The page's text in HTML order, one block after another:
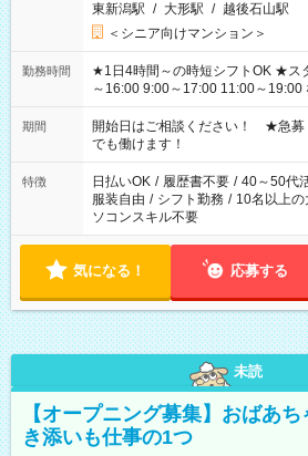
東新潟駅 / 大形駅 / 越後石山駅
＜シニア向けマンション＞
勤務時間
★1日4時間～の時短シフトOK ★スタート時間選べます！ 7:00
～16:00 9:00～17:00 11:00～19:00 など 残
の場合、他のお仕事と合わせ週40
せん ※法令に基づき、週20時間以
象となります ※労働者派遣法（日雇
り、短時間・短期間の就業はご案
期間
開始日はご相談ください！ ★急
でも働けます！
特徴 日払いOK / 履歴書不要 / 40～50代
服装自由 / シフト勤務 / 10名以上
ソコンスキル不要
気になる！ 応募する
未読
【オープニング募集】おばあ
き添いも仕事の1つ